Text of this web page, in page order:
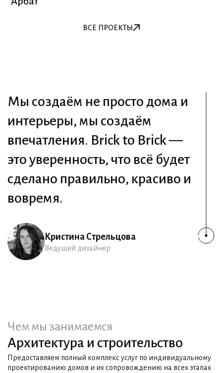
ВСЕ ПРОЕКТЫ
Мы создаём не просто дома и
интерьеры, мы создаём
впечатления. Brick to Brick —
это уверенность, что всё будет
сделано правильно, красиво и
вовремя.
Кристина Стрельцова
Ведущий дизайнер
Чем мы занимаемся
Архитектура и строительство
Предоставляем полный комплекс услуг по индивидуальному
проектированию домов и их сопровождению на всех этапах